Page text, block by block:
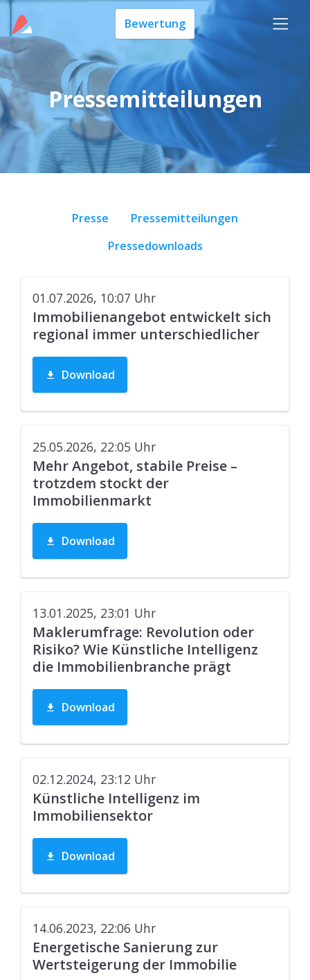
Bewertung
Pressemitteilungen
Presse
Pressemitteilungen
Pressedownloads
01.07.2026, 10:07 Uhr
Immobilienangebot entwickelt sich
regional immer unterschiedlicher
Download
25.05.2026, 22:05 Uhr
Mehr Angebot, stabile Preise –
trotzdem stockt der
Immobilienmarkt
Download
13.01.2025, 23:01 Uhr
Maklerumfrage: Revolution oder
Risiko? Wie Künstliche Intelligenz
die Immobilienbranche prägt
Download
02.12.2024, 23:12 Uhr
Künstliche Intelligenz im
Immobiliensektor
Download
14.06.2023, 22:06 Uhr
Energetische Sanierung zur
Wertsteigerung der Immobilie